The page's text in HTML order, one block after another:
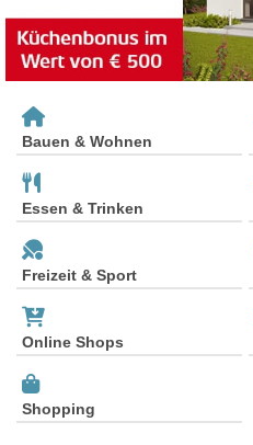
Bauen & Wohnen
Essen & Trinken
Freizeit & Sport
Online Shops
Shopping